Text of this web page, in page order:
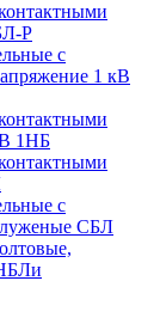
Р
с
1 кВ
1НБ
с
СБЛ